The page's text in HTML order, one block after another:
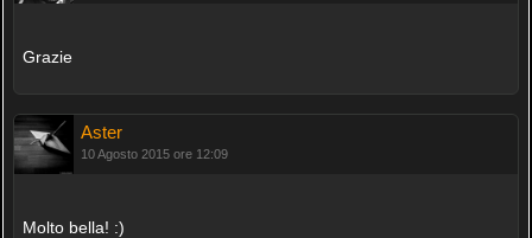
Grazie
Aster
10 Agosto 2015 ore 12:09
Molto bella! :)